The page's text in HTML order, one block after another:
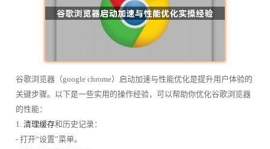
谷歌浏览器（google chrome）启动加速与性能优化是提升用户体验的
关键步骤。以下是一些实用的操作经验，可以帮助你优化谷歌浏览器
的性能：
1. 清理缓存和历史记录：
- 打开“设置”菜单。